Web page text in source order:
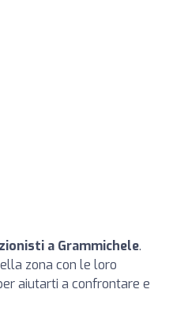
a Grammichele.
zona con le loro
aiutarti a confrontare e